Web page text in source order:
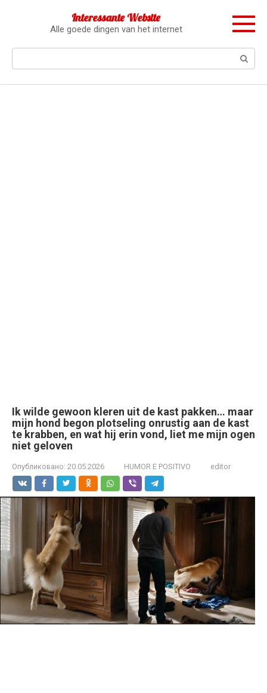
Interessante Website
Alle goede dingen van het internet
Ik wilde gewoon kleren uit de kast pakken… maar
mijn hond begon plotseling onrustig aan de kast
te krabben, en wat hij erin vond, liet me mijn ogen
niet geloven
Опубликовано: 20.05.2026 HUMOR E POSITIVO editor